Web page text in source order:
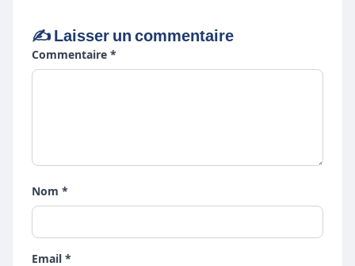
✍️ Laisser un commentaire
Commentaire *
Nom *
Email *